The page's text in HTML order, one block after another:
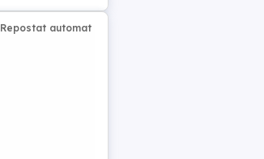
Repostat automat